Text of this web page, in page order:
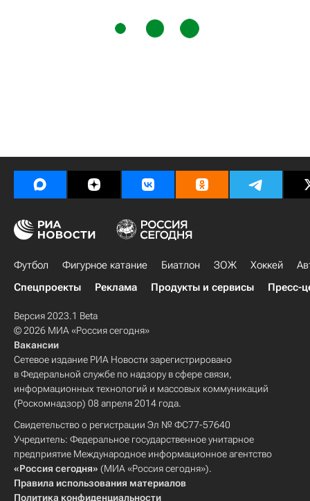
Футбол Фигурное катание Биатлон ЗОЖ Хоккей
Спецпроекты
Реклама Продукты и сервисы Пресс-
Версия 2023.1 Beta
© 2026 МИА «Россия сегодня»
Вакансии
Сетевое издание РИА Новости зарегистрировано
в Федеральной службе по надзору в сфере связи,
информационных технологий и массовых коммуникаций
(Роскомнадзор) 08 апреля 2014 года.
Свидетельство о регистрации Эл № ФС77-57640
Учредитель: Федеральное государственное унитарное
предприятие Международное информационное агентство
«Россия сегодня» (МИА «Россия сегодня»).
Правила использования материалов
Политика конфиденциальности